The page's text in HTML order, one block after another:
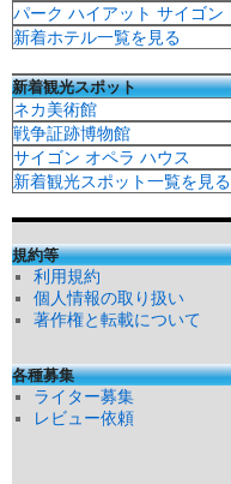
パーク ハイアット サイゴン
新着ホテル一覧を見る
新着観光スポット
ネカ美術館
戦争証跡博物館
サイゴン オペラ ハウス
新着観光スポット一覧を見る
規約等
利用規約
個人情報の取り扱い
著作権と転載について
各種募集
ライター募集
レビュー依頼